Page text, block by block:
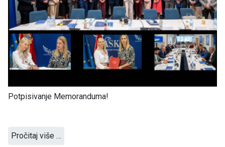
Potpisivanje Memoranduma!
Pročitaj više …